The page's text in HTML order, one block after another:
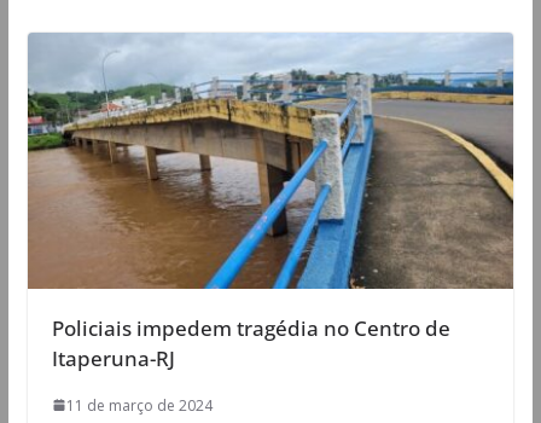
Policiais impedem tragédia no Centro de
Itaperuna-RJ
11 de março de 2024